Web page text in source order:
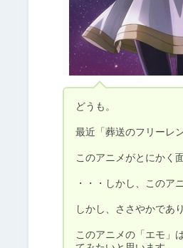
どうも。
最近「葬送のフリーレ
このアニメがとにかく
・・・しかし、このア
しかし、ささやかであ
このアニメの「エモ」